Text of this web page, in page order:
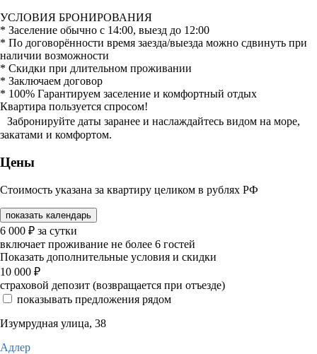
УСЛОВИЯ БРОНИРОВАНИЯ
* Заселение обычно с 14:00, выезд до 12:00
* По договорённости время заезда/выезда можно сдвинуть при
наличии возможности
* Скидки при длительном проживании
* Заключаем договор
* 100% Гарантируем заселение и комфортный отдых
Квартира пользуется спросом!
Забронируйте даты заранее и наслаждайтесь видом на море,
закатами и комфортом.
Цены
Стоимость указана за квартиру целиком в рублях РФ
показать календарь
6 000 ₽ за сутки
включает проживание не более 6 гостей
Показать дополнительные условия и скидки
10 000 ₽
страховой депозит (возвращается при отъезде)
показывать предложения рядом
Изумрудная улица, 38
Адлер